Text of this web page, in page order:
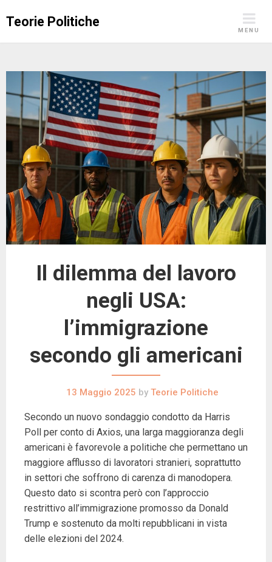
toTeorie Politiche
MENU
Il dilemma del lavoro
negli USA:
l’immigrazione
secondo gli americani
13 Maggio 2025 byTeorie Politiche
Secondo un nuovo sondaggio condotto da Harris
Poll per conto di Axios, una larga maggioranza degli
americani è favorevole a politiche che permettano un
maggiore afflusso di lavoratori stranieri, soprattutto
in settori che soffrono di carenza di manodopera.
Questo dato si scontra però con l’approccio
restrittivo all’immigrazione promosso da Donald
Trump e sostenuto da molti repubblicani in vista
delle elezioni del 2024.